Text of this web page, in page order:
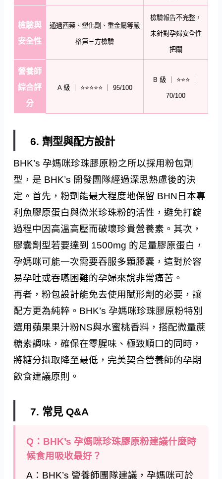
檢驗與
安全性
通過西藥、塑化劑、重金屬等嚴
格第三方檢驗
檢驗報告不完整，
未針對孕婦安全性
把關
營養師
綜合評
分
A 級 ｜ ⭐⭐⭐⭐⭐ ｜ 95/100
B 級 ｜ ⭐⭐⭐ ｜
70/100
6. 劑型與配方設計
BHK’s 孕媽咪珍珠膠原粉之所以採用粉包劑
型，是 BHK’s 開發團隊經過深思熟慮後的決
定。首先，粉劑能最大程度地保留 BHN日本專
利魚膠原蛋白與微米珍珠粉的活性，避免打錠
過程中因高溫高壓而破壞珍貴營養素。其次，
膠囊劑型若要達到 1500mg 的足量膠原蛋白，
孕媽咪可能一次需要吞服多顆膠囊，這對於容
易孕吐或吞嚥困難的孕婦來說非常痛苦。
再者，粉包設計能免去使用賦形劑的必要，讓
配方更為純粹。BHK’s 孕媽咪珍珠膠原粉特別
選用蘋果果汁粉NS與水蜜桃香料，搭配微量蔗
糖素調味，確保在零腥味、極致順口的同時，
將糖分攝取降至最低，完美契合營養師的孕期
飲食建議原則。
7. 常見 Q&A
Q：BHK’s 孕媽咪珍珠膠原粉建議什麼時
候食用吸收最好？
A：BHK’s 營養師團隊建議，孕媽咪可於